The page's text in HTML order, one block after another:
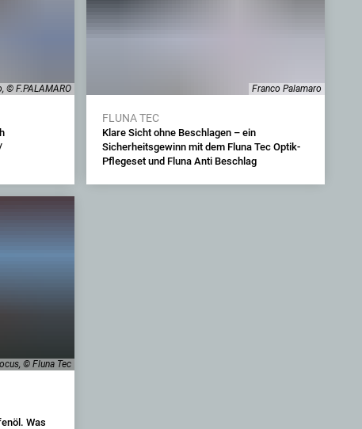
© F.PALAMARO Franco Palamaro
FLUNA TEC
Klare Sicht ohne Beschlagen – ein
Sicherheitsgewinn mit dem Fluna Tec Optik-
Pflegeset und Fluna Anti Beschlag
© Fluna Tec
Was